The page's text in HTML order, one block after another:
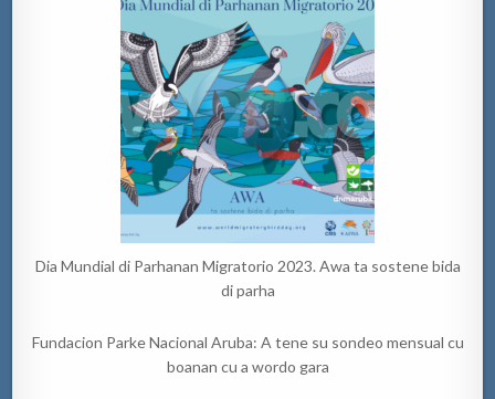
Dia Mundial di Parhanan Migratorio 2023. Awa ta sostene bida
di parha
Fundacion Parke Nacional Aruba: A tene su sondeo mensual cu
boanan cu a wordo gara